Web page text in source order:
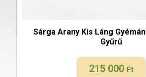
Sárga Arany Kis Láng
Gyűrű
215 000 Ft